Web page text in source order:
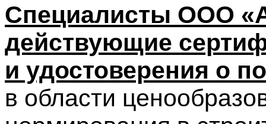
Специалисты ООО
действующие
и удостоверения о
в области